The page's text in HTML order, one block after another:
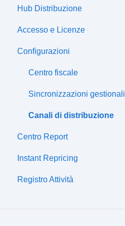
Flussi di comunicazione
Prodotti
Offerte
Attributi
Classi fiscali
Prezzi
Listini
Sconti
Magazzini
Importazione semplice
Hub Distribuzione
Certificazioni
Accesso e Licenze
Configurazioni
Centro fiscale
Sincronizzazioni gestionali
Canali di distribuzione
Centro Report
Instant Repricing
Registro Attività